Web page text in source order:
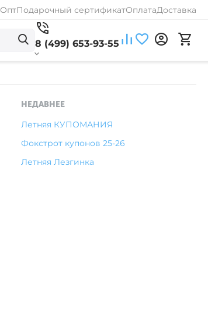
ОптПодарочный сертификатОплатаДоставка
8 (499) 653-93-55
НЕДАВНЕЕ
Летняя КУПОМАНИЯ
Фокстрот купонов 25-26
Летняя Лезгинка